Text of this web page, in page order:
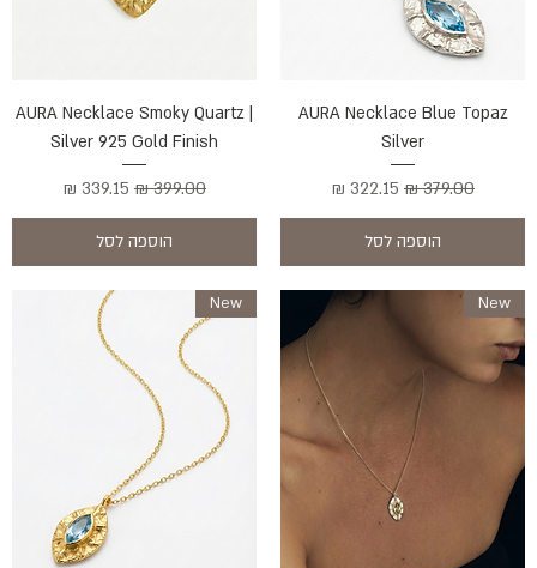
AURA Necklace Blue Topaz
Silver
מחיר רגיל מחיר מבצע
הוספה לסל
AURA Necklace Smoky Quartz |
Silver 925 Gold Finish
מחיר רגיל מחיר מבצע
הוספה לסל
New
New